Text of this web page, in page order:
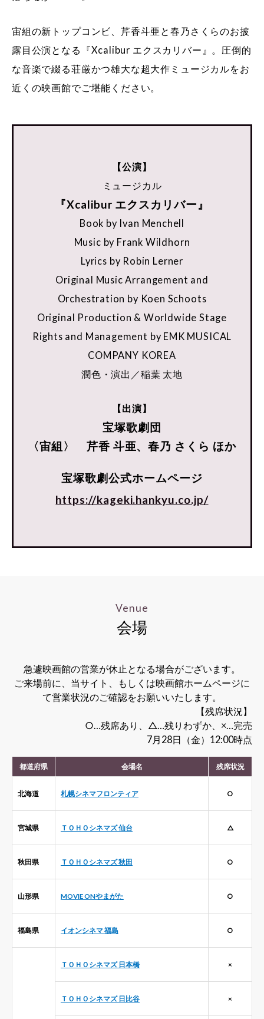
宙組の新トップコンビ、芹香斗亜と春乃さくらのお披
露目公演となる『Xcalibur エクスカリバー』。圧倒的
な音楽で綴る荘厳かつ雄大な超大作ミュージカルをお
近くの映画館でご堪能ください。
【公演】
ミュージカル
『Xcalibur エクスカリバー』
Book by Ivan Menchell
Music by Frank Wildhorn
Lyrics by Robin Lerner
Original Music Arrangement and
Orchestration by Koen Schoots
Original Production & Worldwide Stage
Rights and Management by EMK MUSICAL
COMPANY KOREA
潤色・演出／稲葉 太地
【出演】
宝塚歌劇団
〈宙組〉 芹香 斗亜、春乃 さくら ほか
宝塚歌劇公式ホームページ
https://kageki.hankyu.co.jp/
Venue
会場
急遽映画館の営業が休止となる場合がございます。
ご来場前に、当サイト、もしくは映画館ホームページに
て営業状況のご確認をお願いいたします。
【残席状況】
○…残席あり、△…残りわずか、×…完売
7月28日（金）12:00時点
都道府県 会場名 残席状況
北海道 札幌シネマフロンティア ○
宮城県 ＴＯＨＯシネマズ 仙台 △
秋田県 ＴＯＨＯシネマズ 秋田 ○
山形県 MOVIE ONやまがた ○
福島県 イオンシネマ 福島 ○
ＴＯＨＯシネマズ 日本橋 ×
ＴＯＨＯシネマズ 日比谷 ×